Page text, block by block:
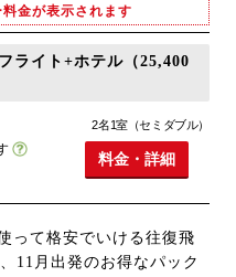
金が表示されます
ライト+ホテル（25,400
2名1室（セミダブル）
料金・詳細
って格安でいける往復飛
11月出発のお得なパック